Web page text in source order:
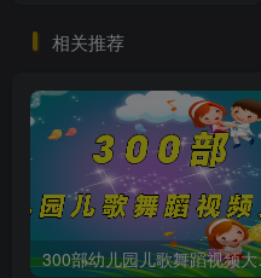
相关推荐
300